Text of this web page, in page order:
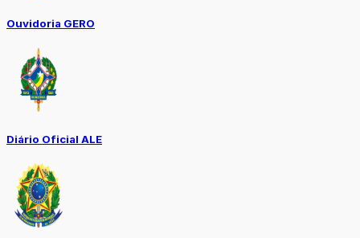
Ouvidoria GERO
Diário Oficial ALE